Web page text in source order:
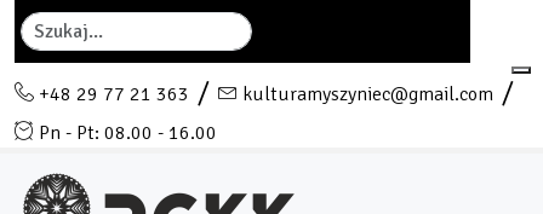
Szukaj
+48 29 77 21 363
kulturamyszyniec@gmail.com
Pn - Pt: 08.00 - 16.00